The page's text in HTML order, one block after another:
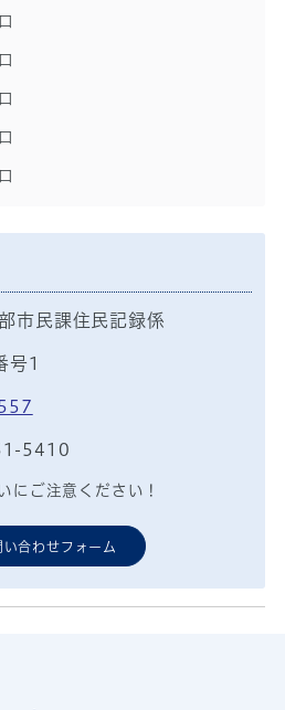
市民課住民記録係
号1
5410
にご注意ください！
い合わせフォーム